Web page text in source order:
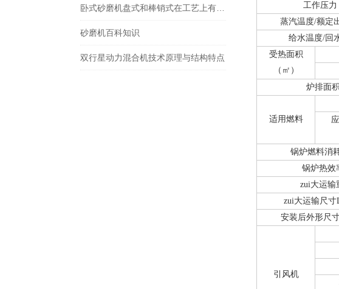
砂磨机百科知识
双行星动力混合机技术原理与结构特点
工作压力
蒸汽温度/额定
给水温度/回
受热面积
（㎡）
炉排面
适用燃料
锅炉燃料消
锅炉热效
zui大运输
zui大运输尺寸
安装后外形尺
引风机